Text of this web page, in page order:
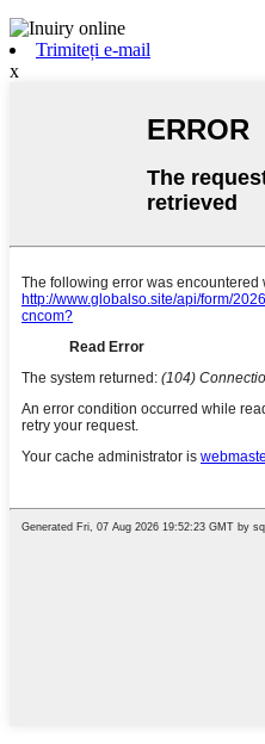
Trimiteți e-mail
x